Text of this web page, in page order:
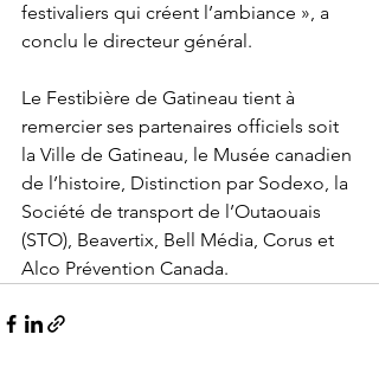
festivaliers qui créent l’ambiance », a
conclu le directeur général.
Le Festibière de Gatineau tient à
remercier ses partenaires officiels soit
la Ville de Gatineau, le Musée canadien
de l’histoire, Distinction par Sodexo, la
Société de transport de l’Outaouais
(STO), Beavertix, Bell Média, Corus et
Alco Prévention Canada.